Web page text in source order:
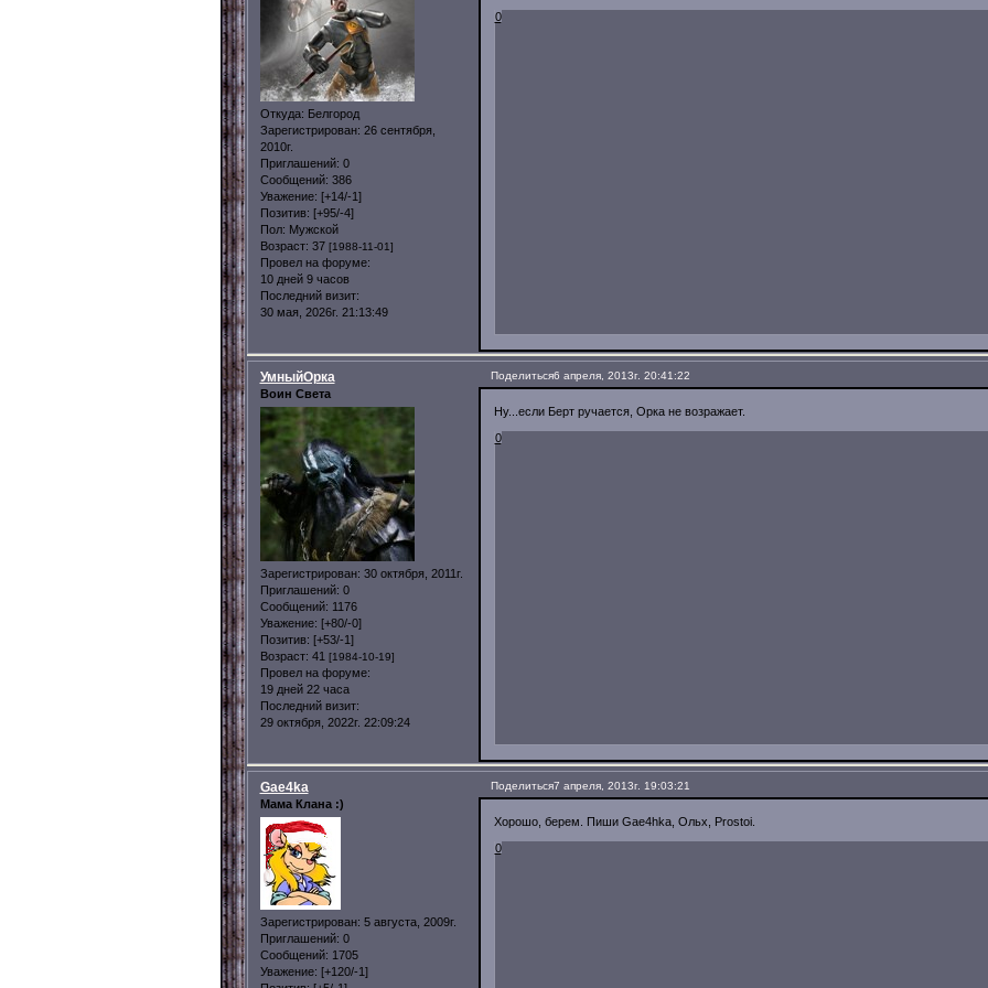
Откуда: Белгород
Зарегистрирован: 26 сентября,
2010г.
Приглашений: 0
Сообщений: 386
Уважение: [+14/-1]
Позитив: [+95/-4]
Пол: Мужской
Возраст: 37 [1988-11-01]
Провел на форуме:
10 дней 9 часов
Последний визит:
30 мая, 2026г. 21:13:49
0
Поделиться6 апреля, 2013г. 20:41:22
УмныйОрка
Воин Света
Зарегистрирован: 30 октября, 2011г.
Приглашений: 0
Сообщений: 1176
Уважение: [+80/-0]
Позитив: [+53/-1]
Возраст: 41 [1984-10-19]
Провел на форуме:
19 дней 22 часа
Последний визит:
29 октября, 2022г. 22:09:24
Ну...если Берт ручается, Орка не возражает.
0
Поделиться7 апреля, 2013г. 19:03:21
Gae4ka
Мама Клана :)
Зарегистрирован: 5 августа, 2009г.
Приглашений: 0
Сообщений: 1705
Уважение: [+120/-1]
Хорошо, берем. Пиши Gae4hka, Ольх, Prostoi.
0